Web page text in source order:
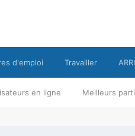
en ligne Meilleurs
d'emploi Travailler